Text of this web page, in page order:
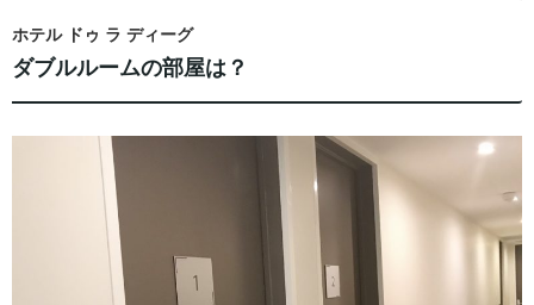
ホテル ドゥ ラ ディーグ
ダブルルームの部屋は？